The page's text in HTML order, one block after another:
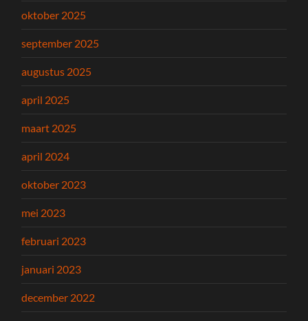
oktober 2025
september 2025
augustus 2025
april 2025
maart 2025
april 2024
oktober 2023
mei 2023
februari 2023
januari 2023
december 2022